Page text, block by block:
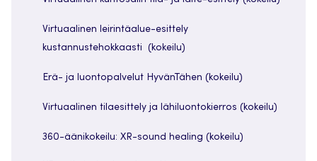
Virtuaalinen leirintäalue-esittely
kustannustehokkaasti (kokeilu)
Erä- ja luontopalvelut HyvänTähen (kokeilu)
Virtuaalinen tilaesittely ja lähiluontokierros (kokeilu)
360-äänikokeilu: XR-sound healing (kokeilu)